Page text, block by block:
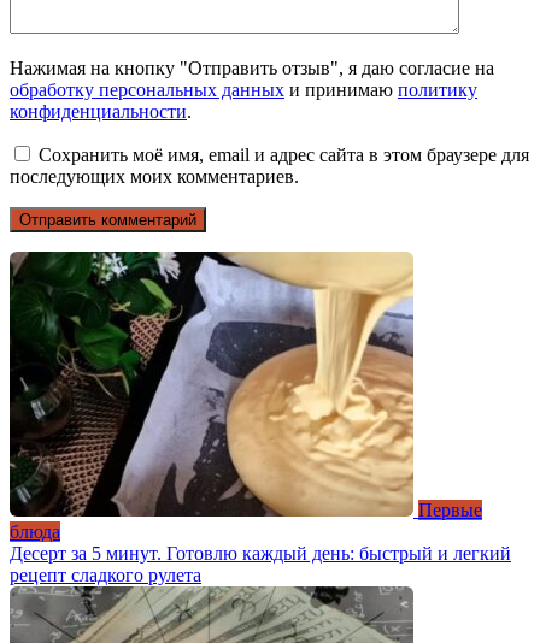
Нажимая на кнопку "Отправить отзыв", я даю согласие на
обработку персональных данных и принимаю политику
конфиденциальности.
Сохранить моё имя, email и адрес сайта в этом браузере для
последующих моих комментариев.
Первые
блюда
Десерт за 5 минут. Готовлю каждый день: быстрый и легкий
рецепт сладкого рулета